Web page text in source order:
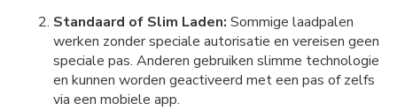
Standaard of Slim Laden: Sommige laadpalen
werken zonder speciale autorisatie en vereisen geen
speciale pas. Anderen gebruiken slimme technologie
en kunnen worden geactiveerd met een pas of zelfs
via een mobiele app.